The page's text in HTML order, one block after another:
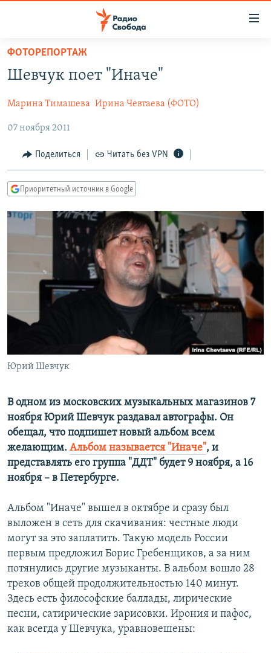
упрощенного
доступа
содержанию
Вернутся
главной
навигации
Вернутся
ПОДКАСТЫ
АВТОРСКИЕ ПРОЕКТЫ
ЦИТАТЫ СВОБОДЫ
МНЕНИЯ
КУЛЬТУРА
IDEL.РЕАЛИИ
КАВКАЗ.РЕАЛИИ
СЕВЕР.РЕАЛИИ
СИБИРЬ.РЕАЛИИ
РАСПИСАНИЕ ВЕЩАНИЯ
ПОДПИШИТЕСЬ НА РАССЫЛКУ
Все сайты РСЕ/РС
ФОТОРЕПОРТАЖ
Шевчук поет "Иначе"
Марина Тимашева Ирина Чевтаева (ФОТО)
07 ноября 2011
Поделиться Читать без VPN
Приоритетный источник в Google
Юрий Шевчук
В одном из московских музыкальных магазинов 7
ноября Юрий Шевчук раздавал автографы. Он
обещал, что подпишет новый альбом всем
желающим. Альбом называется "Иначе", и
представлять его группа "ДДТ" будет 9 ноября, а 16
ноября – в Петербурге.
Альбом "Иначе" вышел в октябре и сразу был
выложен в сеть для скачивания: честные люди
могут за это заплатить. Такую модель России
первым предложил Борис Гребенщиков, а за ним
потянулись другие музыканты. В альбом вошло 28
треков общей продолжительностью 140 минут.
Здесь есть философские баллады, лирические
песни, сатирические зарисовки. Ирония и пафос,
как всегда у Шевчука, уравновешены: